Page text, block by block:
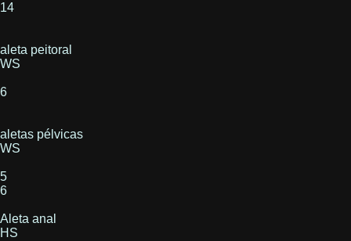
14
aleta peitoral
WS
6
aletas pélvicas
WS
5
6
Aleta anal
HS